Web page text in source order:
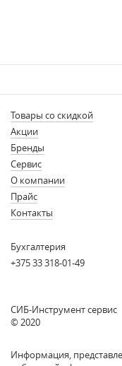
Товары со скидкой
Акции
Бренды
Сервис
О компании
Прайс
Контакты
Бухгалтерия
+375 33 318-01-49
СИБ-Инструмент сервис
© 2020
Информация,